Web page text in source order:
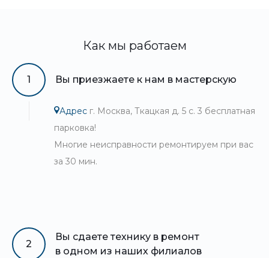
Как мы работаем
1 Вы приезжаете к нам в мастерскую
Адрес г. Москва, Ткацкая д. 5 с. 3 бесплатная
парковка!
Многие неисправности ремонтируем при вас
за 30 мин.
2
Вы сдаете технику в ремонт
в одном из наших филиалов